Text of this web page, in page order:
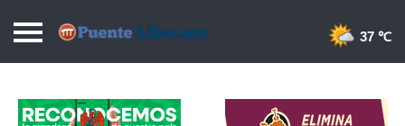
Puentelibre.mx
Local
37 ℃